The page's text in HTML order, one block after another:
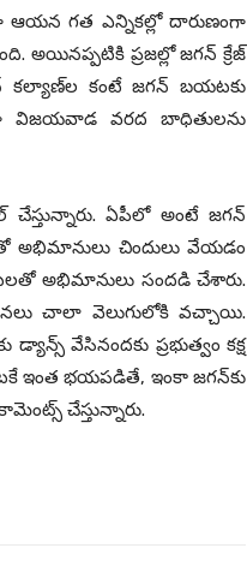
ఆయన గత ఎన్నికల్లో దారుణంగా
అయినప్పటికి ప్రజల్లో జగన్ క్రేజ్
కల్యాణ్‌ల కంటే జగన్ బయటకు
విజయవాడ వరద బాధితులను
ఏపీలో అంటే జగన్
అభిమానులు చిందులు వేయడం
అభిమానులు సందడి చేశారు.
చాలా వెలుగులోకి వచ్చాయి.
వేసినందకు ప్రభుత్వం కక్ష
ఇంత భయపడితే, ఇంకా జగన్‌కు
చేస్తున్నారు.